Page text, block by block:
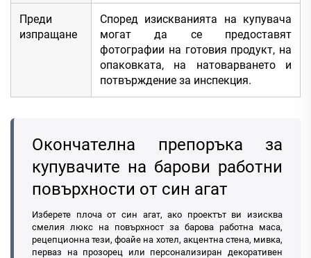
Преди
изпращане
Според изискванията на купувача
могат да се предоставят
фотографии на готовия продукт, на
опаковката, на натоварването и
потвърждение за инспекция.
Окончателна препоръка за
купувачите на барови работни
повърхности от син агат
Изберете плоча от син агат, ако проектът ви изисква
смелия люкс на повърхност за барова работна маса,
рецепционна тези, фоайе на хотел, акцентна стена, мивка,
перваз на прозорец или персонализиран декоративен